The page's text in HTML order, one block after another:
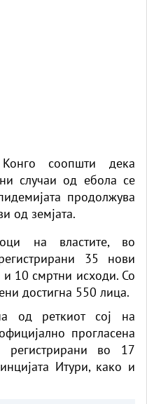
соопшти дека
случаи од ебола се
продолжува
од земјата.
на властите, во
35 нови
и 10 смртни исходи. Со
достигна 550 лица.
од реткиот сој на
прогласена
во 17
Итури, како и